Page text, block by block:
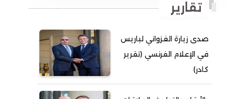
أحمد بداه
أحمد زيدان ولد محمد محمود
أحمد سالم بكار
أحمد سالم ولد بده
تقارير
صدى زيارة الغزواني لباريس
في الإعلام الفرنسي (تقرير
كادر)